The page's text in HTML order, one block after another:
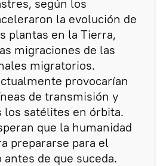
según los
la evolución de
plantas en la Tierra,
migraciones de las
migratorios.
provocarían
de transmisión y
los satélites en órbita.
que la humanidad
prepararse para el
de que suceda.